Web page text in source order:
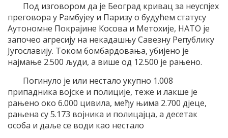
Под изговором да је Београд кривац за неуспјех
преговора у Рамбујеу и Паризу о будућем статусу
Аутономне Покрајине Косова и Метохије, НАТО је
започео агресију на некадашњу Савезну Републику
Југославију. Током бомбардовања, убијено је
најмање 2.500 људи, а више од 12.500 је рањено.
Погинуло је или нестало укупно 1.008
припадника војске и полиције, теже и лакше је
рањено око 6.000 цивила, међу њима 2.700 дјеце,
рањена су 5.173 војника и полицајца, а десетак
особа и даље се води као нестало